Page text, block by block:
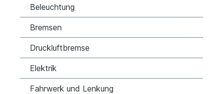
Beleuchtung
Bremsen
Druckluftbremse
Elektrik
Fahrwerk und Lenkung